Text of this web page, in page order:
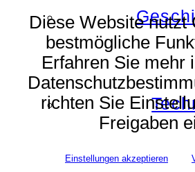
Diese Website nutzt
bestmögliche
Erfahren Sie mehr
richten Sie
Freigaben
Einstellungen akzeptieren